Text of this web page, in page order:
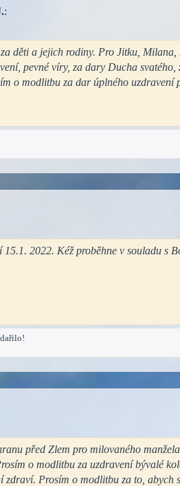
:
děti a jejich rodiny. Pro Jitku,
pevné víry, za dary Ducha
o modlitbu za dar úplného uzdravení
2022. Kéž proběhne v souladu s
před Zlem pro milovaného
o modlitbu za uzdravení bývalé
Prosím o modlitbu za to, abych